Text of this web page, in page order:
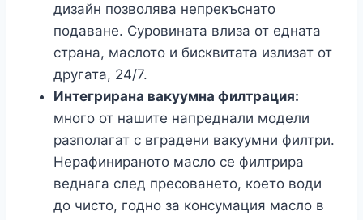
дизайн позволява непрекъснато
подаване. Суровината влиза от едната
страна, маслото и бисквитата излизат от
другата, 24/7.
Интегрирана вакуумна филтрация:
много от нашите напреднали модели
разполагат с вградени вакуумни филтри.
Нерафинираното масло се филтрира
веднага след пресоването, което води
до чисто, годно за консумация масло в